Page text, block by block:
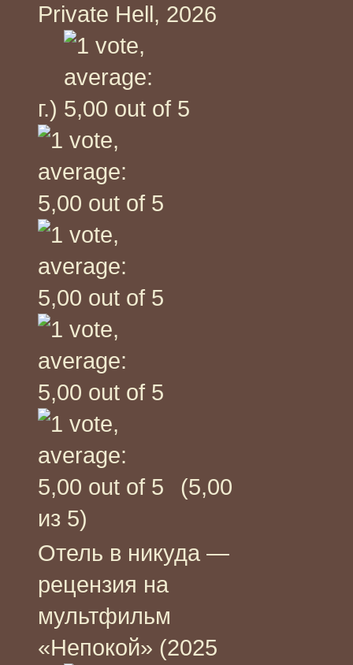
Private Hell, 2026
г.)
(5,00
из 5)
Отель в никуда —
рецензия на
мультфильм
«Непокой» (2025